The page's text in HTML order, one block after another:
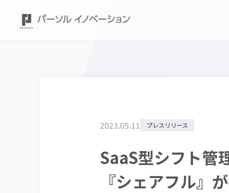
2023.05.11 プレスリリース
SaaS型シフト管
『シェアフル』